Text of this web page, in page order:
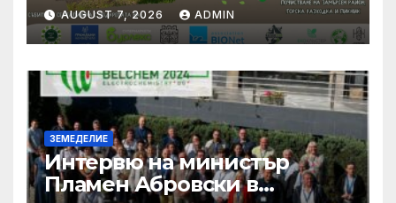
AUGUST 7, 2026 ADMIN
ЗЕМЕДЕЛИЕ
Интервю на министър
Пламен Абровски в